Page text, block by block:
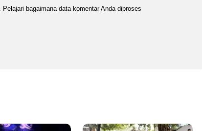
Pelajari bagaimana data komentar Anda diproses